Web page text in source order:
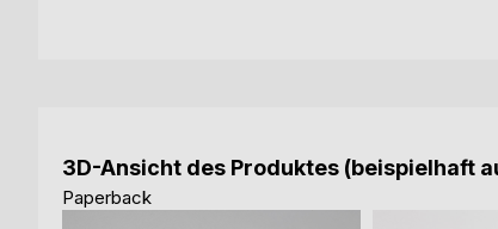
3D-Ansicht des Produktes (beispielhaft
Paperback